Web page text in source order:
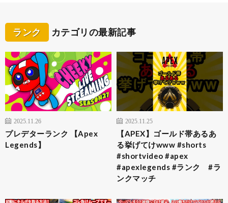
ランク カテゴリの最新記事
2025.11.26
プレデターランク 【Apex
Legends】
2025.11.25
【APEX】ゴールド帯あるあ
る挙げてけwww #shorts
#shortvideo #apex
#apexlegends #ランク #ラ
ンクマッチ